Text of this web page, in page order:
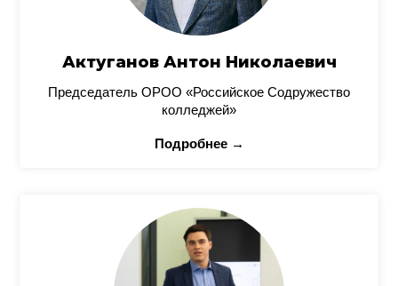
Актуганов Антон Николаевич
Председатель ОРОО «Российское Содружество
колледжей»
Подробнее →